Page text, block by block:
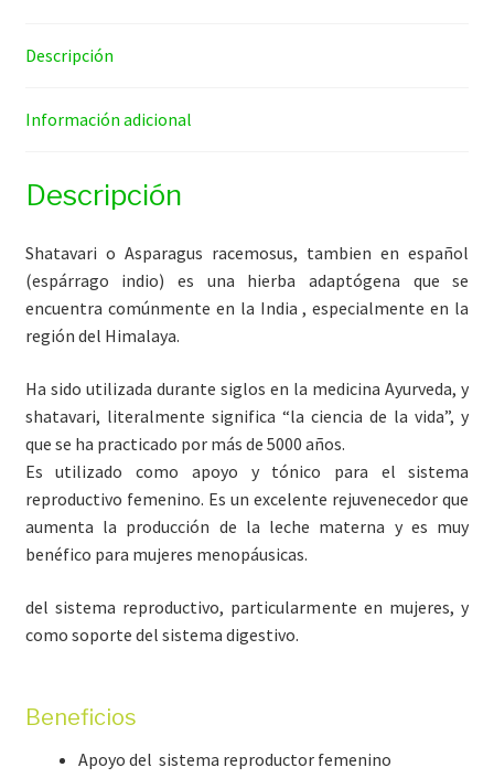
Descripción
Información adicional
Descripción
Shatavari o Asparagus racemosus, tambien en español
(espárrago indio) es una hierba adaptógena que se
encuentra comúnmente en la India , especialmente en la
región del Himalaya.
Ha sido utilizada durante siglos en la medicina Ayurveda, y
shatavari, literalmente significa “la ciencia de la vida”, y
que se ha practicado por más de 5000 años.
Es utilizado como apoyo y tónico para el sistema
reproductivo femenino. Es un excelente rejuvenecedor que
aumenta la producción de la leche materna y es muy
benéfico para mujeres menopáusicas.
del sistema reproductivo, particularmente en mujeres, y
como soporte del sistema digestivo.
Beneficios
Apoyo del sistema reproductor femenino